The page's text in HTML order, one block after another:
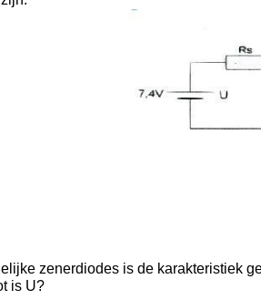
zenerdiodes is de karakteristiek
is U?